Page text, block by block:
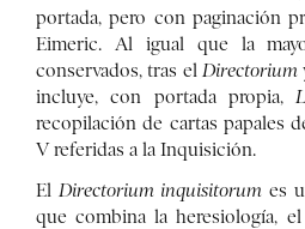
portada, pero con paginación
Eimeric. Al igual que la
conservados, tras el Directorium
incluye, con portada propia,
recopilación de cartas papales
V referidas a la Inquisición.
El Directorium inquisitorum es
que combina la heresiología,